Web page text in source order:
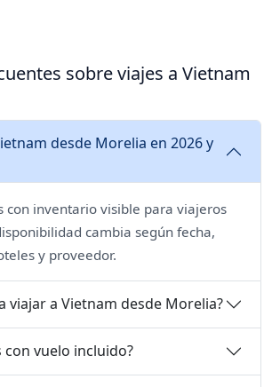
sobre viajes a Vietnam
desde Morelia en 2026 y
con inventario visible para viajeros
cambia según fecha,
y proveedor.
viajar a Vietnam desde Morelia?
con vuelo incluido?